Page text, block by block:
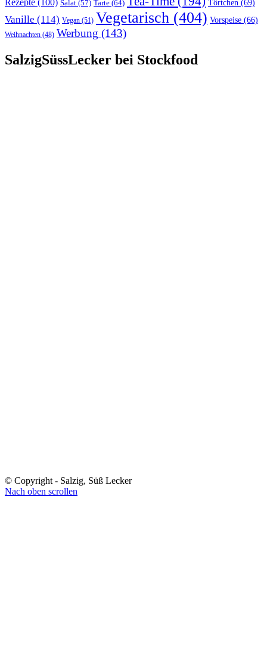
Rezepte (100) Salat (57) Tarte (64) Törtchen (69)
Vanille (114) Vegan (51) Vegetarisch (404) Vorspeise (66)
Weihnachten (48) Werbung (143)
SalzigSüssLecker bei Stockfood
© Copyright - Salzig, Süß Lecker
Nach oben scrollen